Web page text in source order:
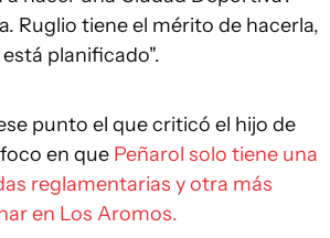
Ruglio tiene el mérito de hacerla,
planificado".
punto el que criticó el hijo de
en que Peñarol solo tiene una
reglamentarias y otra más
en Los Aromos.